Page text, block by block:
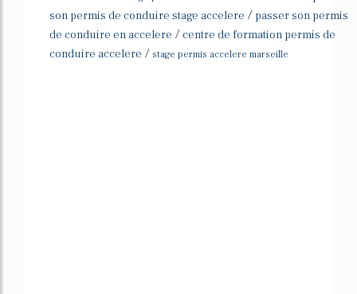
son permis de conduire stage accelere / passer son permis
de conduire en accelere / centre de formation permis de
conduire accelere / stage permis accelere marseille